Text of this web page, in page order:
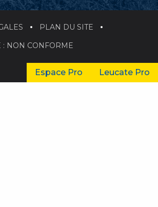
PLAN DU SITE
: NON CONFORME
Espace Pro Leucate Pro